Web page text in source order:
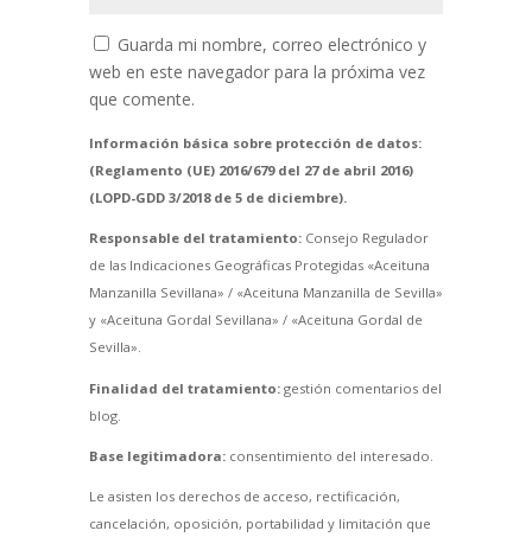
Guarda mi nombre, correo electrónico y
web en este navegador para la próxima vez
que comente.
Información básica sobre protección de datos:
(Reglamento (UE) 2016/679 del 27 de abril 2016)
(LOPD-GDD 3/2018 de 5 de diciembre).
Responsable del tratamiento:Consejo Regulador
de las Indicaciones Geográficas Protegidas «Aceituna
Manzanilla Sevillana» / «Aceituna Manzanilla de Sevilla»
y «Aceituna Gordal Sevillana» / «Aceituna Gordal de
Sevilla».
Finalidad del tratamiento:gestión comentarios del
blog.
Base legitimadora:consentimiento del interesado.
Le asisten los derechos de acceso, rectificación,
cancelación, oposición, portabilidad y limitación que